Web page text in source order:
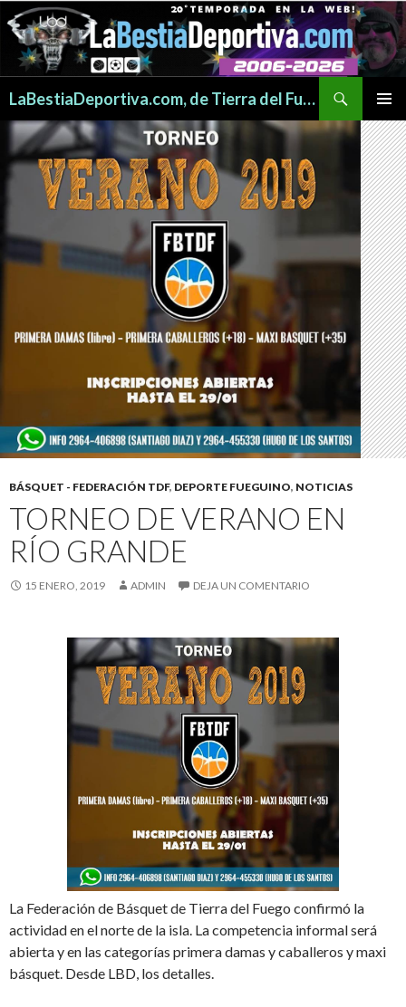
LaBestiaDeportiva.com, de Tierra del Fuego para todo el mundo
MENÚ
AL
CONTENIDO
BÁSQUET - FEDERACIÓN TDF, DEPORTE FUEGUINO, NOTICIAS
TORNEO DE VERANO EN
RÍO GRANDE
15 ENERO, 2019 ADMIN DEJA UN COMENTARIO
La Federación de Básquet de Tierra del Fuego confirmó la
actividad en el norte de la isla. La competencia informal será
abierta y en las categorías primera damas y caballeros y maxi
básquet. Desde LBD, los detalles.